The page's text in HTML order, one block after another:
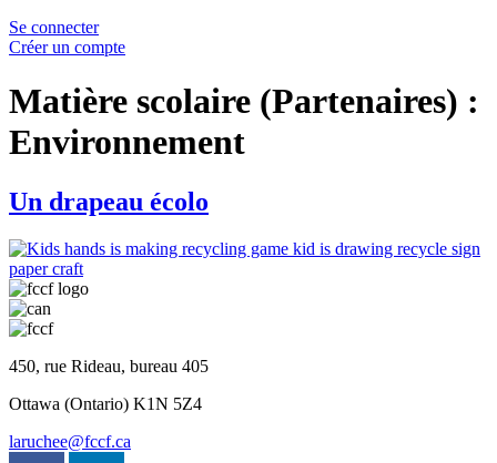
Se connecter
Créer un compte
Matière scolaire (Partenaires) :
Environnement
Un drapeau écolo
450, rue Rideau, bureau 405
Ottawa (Ontario) K1N 5Z4
laruchee@fccf.ca